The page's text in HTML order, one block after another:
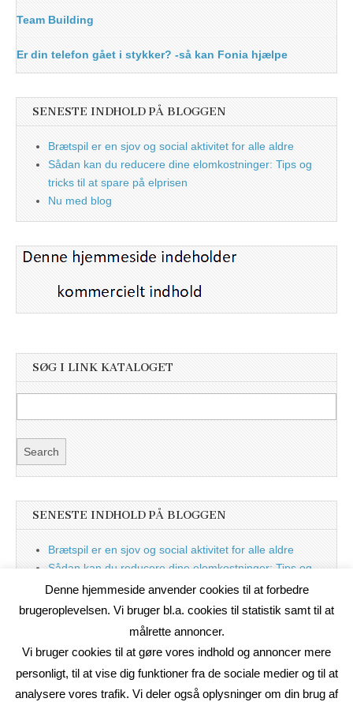
Team Building
Er din telefon gået i stykker? -så kan Fonia hjælpe
SENESTE INDHOLD PÅ BLOGGEN
Brætspil er en sjov og social aktivitet for alle aldre
Sådan kan du reducere dine elomkostninger: Tips og
tricks til at spare på elprisen
Nu med blog
SØG I LINK KATALOGET
SENESTE INDHOLD PÅ BLOGGEN
Brætspil er en sjov og social aktivitet for alle aldre
Sådan kan du reducere dine elomkostninger: Tips og
tricks til at spare på elprisen
Nu med blog
Denne hjemmeside anvender cookies til at forbedre
brugeroplevelsen. Vi bruger bl.a. cookies til statistik samt til at
målrette annoncer.
Vi bruger cookies til at gøre vores indhold og annoncer mere
personligt, til at vise dig funktioner fra de sociale medier og til at
analysere vores trafik. Vi deler også oplysninger om din brug af